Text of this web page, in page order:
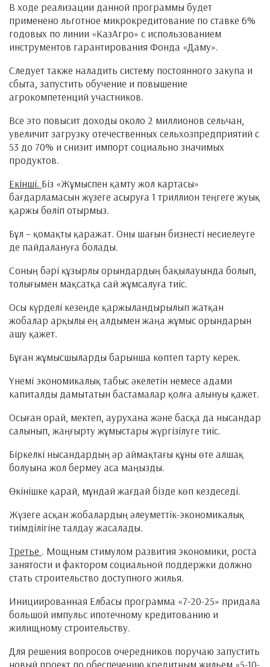
В ходе реализации данной программы будет
применено льготное микрокредитование по ставке 6%
годовых по линии «КазАгро» с использованием
инструментов гарантирования Фонда «Даму».
Следует также наладить систему постоянного закупа и
сбыта, запустить обучение и повышение
агрокомпетенций участников.
Все это повысит доходы около 2 миллионов сельчан,
увеличит загрузку отечественных сельхозпредприятий с
53 до 70% и снизит импорт социально значимых
продуктов.
Екінші. Біз «Жұмыспен қамту жол картасы»
бағдарламасын жүзеге асыруға 1 триллион теңгеге жуық
қаржы бөліп отырмыз.
Бұл – қомақты қаражат. Оны шағын бизнесті несиелеуге
де пайдалануға болады.
Соның бәрі құзырлы орындардың бақылауында болып,
толығымен мақсатқа сай жұмсалуға тиіс.
Осы күрделі кезеңде қаржыландырылып жатқан
жобалар арқылы ең алдымен жаңа жұмыс орындарын
ашу қажет.
Бұған жұмысшыларды барынша көптеп тарту керек.
Үнемі экономикалық табыс әкелетін немесе адами
капиталды дамытатын бастамалар қолға алынуы қажет.
Осыған орай, мектеп, аурухана және басқа да нысандар
салынып, жаңғырту жұмыстары жүргізілуге тиіс.
Біркелкі нысандардың әр аймақтағы құны өте алшақ
болуына жол бермеу аса маңызды.
Өкінішке қарай, мұндай жағдай бізде көп кездеседі.
Жүзеге асқан жобалардың әлеуметтік-экономикалық
тиімділігіне талдау жасалады.
Третье . Мощным стимулом развития экономики, роста
занятости и фактором социальной поддержки должно
стать строительство доступного жилья.
Инициированная Елбасы программа «7-20-25» придала
большой импульс ипотечному кредитованию и
жилищному строительству.
Для решения вопросов очередников поручаю запустить
новый проект по обеспечению кредитным жильем «5-10-